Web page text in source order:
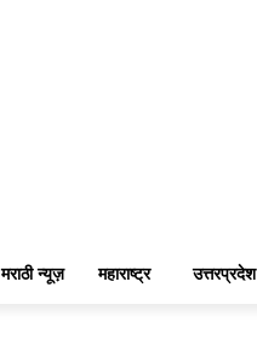
मराठी न्यूज़ महाराष्ट्र उत्तरप्रदेश